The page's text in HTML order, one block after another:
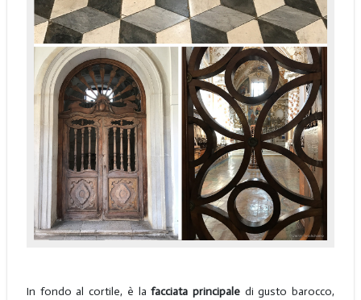
In fondo al cortile, è lafacciata principaledi gusto barocco,